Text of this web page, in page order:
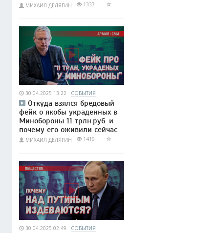
МИХАИЛ ДЕЛЯГИН 1337
30.04.2025 13:22 СОБЫТИЯ
Откуда взялся бредовый
фейк о якобы украденных в
Минобороны 11 трлн.руб. и
почему его оживили сейчас
МИХАИЛ ДЕЛЯГИН 1419
30.04.2025 02:49 СОБЫТИЯ